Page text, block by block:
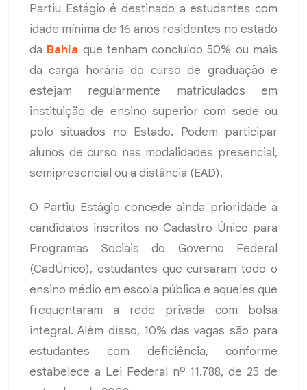
Partiu Estágio é destinado a estudantes com
idade mínima de 16 anos residentes no estado
da Bahia que tenham concluído 50% ou mais
da carga horária do curso de graduação e
estejam regularmente matriculados em
instituição de ensino superior com sede ou
polo situados no Estado. Podem participar
alunos de curso nas modalidades presencial,
semipresencial ou a distância (EAD).
O Partiu Estágio concede ainda prioridade a
candidatos inscritos no Cadastro Único para
Programas Sociais do Governo Federal
(CadÚnico), estudantes que cursaram todo o
ensino médio em escola pública e aqueles que
frequentaram a rede privada com bolsa
integral. Além disso, 10% das vagas são para
estudantes com deficiência, conforme
estabelece a Lei Federal nº 11.788, de 25 de